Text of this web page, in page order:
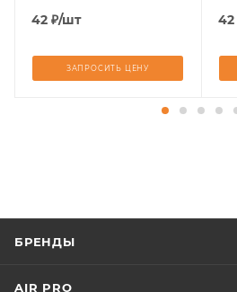
42 ₽/шт
ЗАПРОСИТЬ ЦЕНУ
42
БРЕНДЫ
AIR PRO